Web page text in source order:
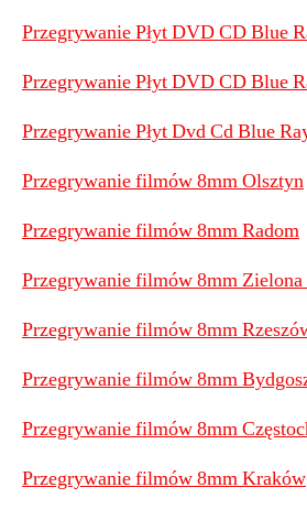
Przegrywanie Płyt DVD CD Blue
Przegrywanie Płyt DVD CD Blue
Przegrywanie Płyt Dvd Cd Blue
Przegrywanie filmów 8mm Olsztyn
Przegrywanie filmów 8mm Radom
Przegrywanie filmów 8mm Zielona
Przegrywanie filmów 8mm
Przegrywanie filmów 8mm
Przegrywanie filmów 8mm
Przegrywanie filmów 8mm Kraków